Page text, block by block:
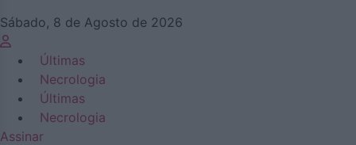
Sábado, 8 de Agosto de 2026
Últimas
Necrologia
Últimas
Necrologia
Assinar